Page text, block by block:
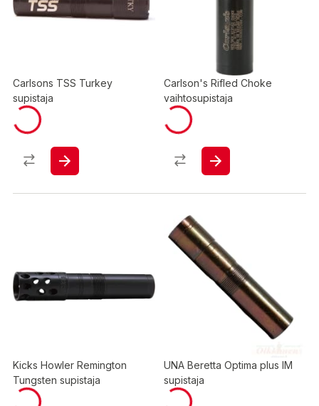
Carlsons TSS Turkey
supistaja
Carlson's Rifled Choke
vaihtosupistaja
Kicks Howler Remington
Tungsten supistaja
UNA Beretta Optima plus IM
supistaja